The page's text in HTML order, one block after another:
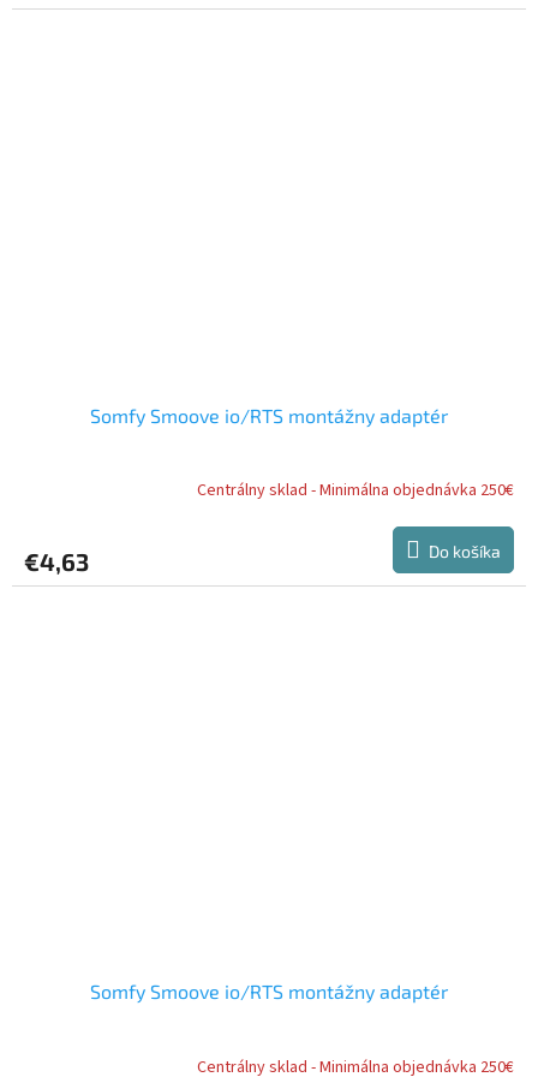
Somfy Smoove io/RTS montážny adaptér
Centrálny sklad - Minimálna objednávka 250€
€4,63 Do košíka
Somfy Smoove io/RTS montážny adaptér
Centrálny sklad - Minimálna objednávka 250€